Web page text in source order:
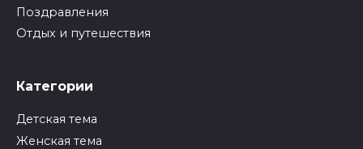
Поздравления
Отдых и путешествия
Категории
Детская тема
Женская тема